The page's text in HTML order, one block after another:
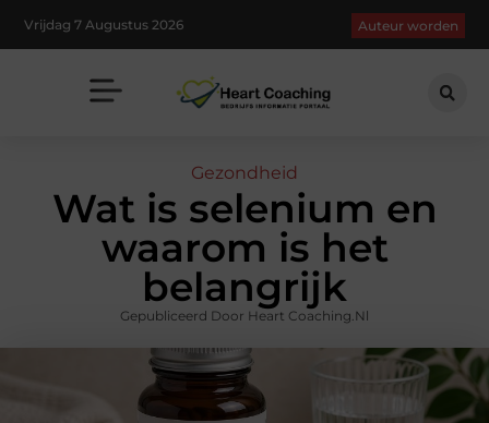
Vrijdag 7 Augustus 2026 Auteur worden
Gezondheid
Wat is selenium en
waarom is het
belangrijk
Gepubliceerd Door Heart Coaching.nl